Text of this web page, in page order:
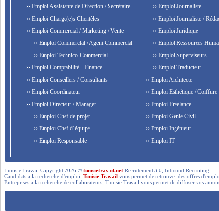
›› Emploi Assistante de Direction / Secrétaire
›› Emploi Chargé(e)s Clientèles
›› Emploi Commercial / Marketing / Vente
›› Emploi Commercial / Agent Commercial
›› Emploi Technico-Commercial
›› Emploi Comptabilité - Finance
›› Emploi Conseillers / Consultants
›› Emploi Coordinateur
›› Emploi Directeur / Manager
›› Emploi Chef de projet
›› Emploi Chef d’équipe
›› Emploi Responsable
›› Emploi Journaliste
›› Emploi Journaliste /
›› Emploi Juridique
›› Emploi Ressources
›› Emploi Superviseurs
›› Emploi Traducteur
›› Emploi Architecte
›› Emploi Esthétique / Coiffure
›› Emploi Freelance
›› Emploi Génie Civil
›› Emploi Ingénieur
›› Emploi IT
Tunisie Travail Copyright 2026 ©tunisietravail.net Recrutement 3.0, Inbound Recruiting .-
Candidats a la recherche d'emploi,Tunisie Travail vous permet de retrouver des offres
Entreprises a la recherche de collaborateurs, Tunisie Travail vous permet de diffuser vos